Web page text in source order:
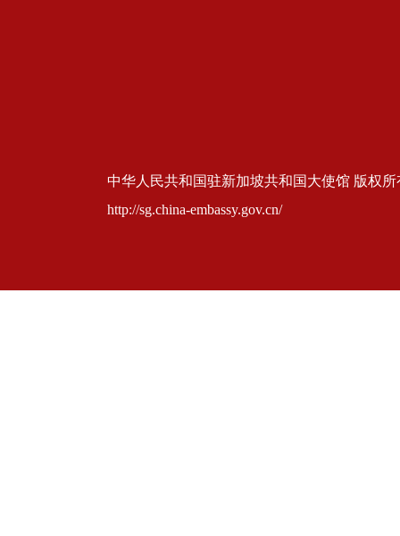
中华人民共和国驻新加坡共和国大使馆 版权所
http://sg.china-embassy.gov.cn/